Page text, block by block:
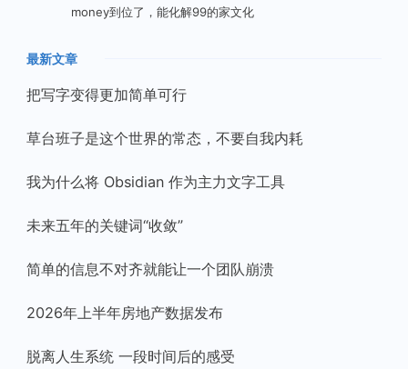
money到位了，能化解99的家文化
最新文章
把写字变得更加简单可行
草台班子是这个世界的常态，不要自我内耗
我为什么将 Obsidian 作为主力文字工具
未来五年的关键词“收敛”
简单的信息不对齐就能让一个团队崩溃
2026年上半年房地产数据发布
脱离人生系统 一段时间后的感受